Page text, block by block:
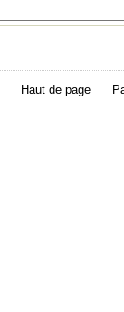
Haut de page